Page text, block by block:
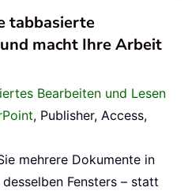
tabbasierte
macht Ihre Arbeit
Bearbeiten und Lesen
, Publisher, Access,
mehrere Dokumente in
Fensters – statt